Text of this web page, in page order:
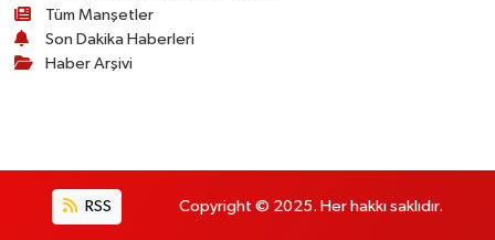
Tüm Manşetler
Son Dakika Haberleri
Haber Arşivi
RSS Copyright © 2025. Her hakkı saklıdır.